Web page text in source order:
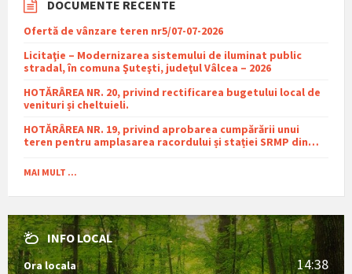
DOCUMENTE RECENTE
Ofertă de vânzare teren nr5/07-07-2026
Licitaţie – Modernizarea sistemului de iluminat public
stradal, în comuna Şuteşti, judeţul Vâlcea – 2026
HOTĂRÂREA NR. 20, privind rectificarea bugetului local de
venituri și cheltuieli.
HOTĂRÂREA NR. 19, privind aprobarea cumpărării unui
teren pentru amplasarea racordului și stației SRMP din
comuna Sutești.
MAI MULT ...
INFO LOCAL
Ora locala 14:38